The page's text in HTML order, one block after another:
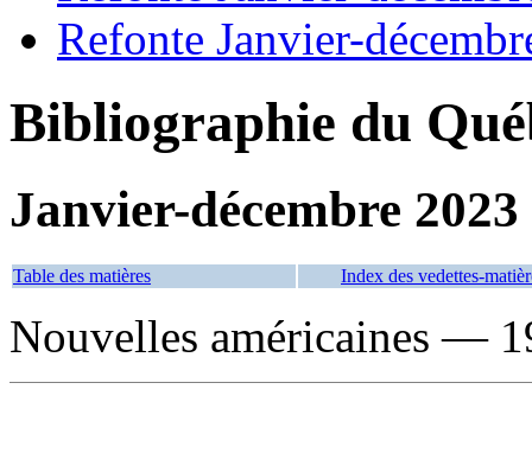
Refonte Janvier-
Bibliographie du
Janvier-décembre 2023
Table des matières Index des vedettes-
Nouvelles américaines —